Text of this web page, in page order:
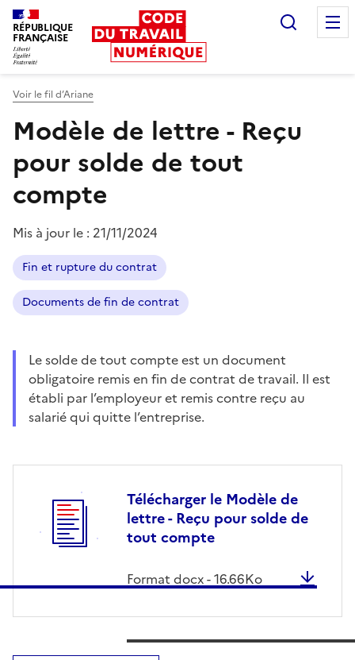
RÉPUBLIQUE
FRANÇAISE
Voir le fil d’Ariane
Modèle de lettre - Reçu
pour solde de tout
compte
Mis à jour le : 21/11/2024
Fin et rupture du contrat
Documents de fin de contrat
Le solde de tout compte est un document
obligatoire remis en fin de contrat de travail. Il est
établi par l’employeur et remis contre reçu au
salarié qui quitte l’entreprise.
Télécharger le Modèle de
lettre - Reçu pour solde de
tout compte
Format docx-16.66Ko